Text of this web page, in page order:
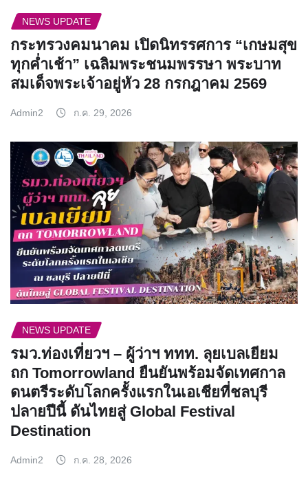
NEWS UPDATE
กระทรวงคมนาคม เปิดนิทรรศการ “เกษมสุข
ทุกค่ำเช้า” เฉลิมพระชนมพรรษา พระบาท
สมเด็จพระเจ้าอยู่หัว 28 กรกฎาคม 2569
Admin2 ก.ค. 29, 2026
NEWS UPDATE
รมว.ท่องเที่ยวฯ – ผู้ว่าฯ ททท. ลุยเบลเยียม
ถก Tomorrowland ยืนยันพร้อมจัดเทศกาล
ดนตรีระดับโลกครั้งแรกในเอเชียที่ชลบุรี
ปลายปีนี้ ดันไทยสู่ Global Festival
Destination
Admin2 ก.ค. 28, 2026